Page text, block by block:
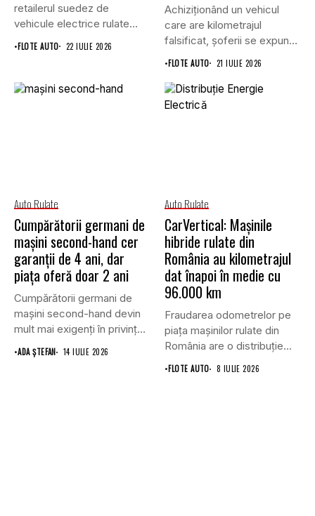
retailerul suedez de
vehicule electrice rulate
Carla,...
•FLOTE AUTO 22 IULIE 2026
Achiziționând un vehicul
care are kilometrajul
falsificat, șoferii se expun
pe două...
•FLOTE AUTO 21 IULIE 2026
Auto Rulate
Cumpărătorii germani de
mașini second-hand cer
garanții de 4 ani, dar
piața oferă doar 2 ani
Cumpărătorii germani de
mașini second-hand devin
mult mai exigenți în privința
acoperirii...
•ADA ȘTEFAN 14 IULIE 2026
Auto Rulate
CarVertical: Mașinile
hibride rulate din
România au kilometrajul
dat înapoi în medie cu
96.000 km
Fraudarea odometrelor pe
piața mașinilor rulate din
România are o distribuție
inegală...
•FLOTE AUTO 8 IULIE 2026